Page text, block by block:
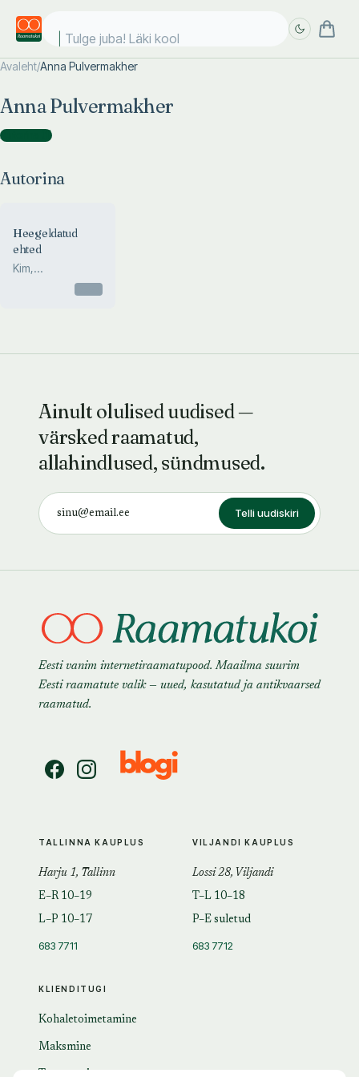
Tulge juba! Läki kooli
Avaleht/Anna Pulvermakher
Anna Pulvermakher
Autorina )
Autorina
Heegeldatud
ehted
Kim,
Pulvermakher
Ainult olulised uudised —
värsked raamatud,
allahindlused, sündmused.
Telli uudiskiri
Eesti vanim internetiraamatupood. Maailma suurim
Eesti raamatute valik — uued, kasutatud ja antikvaarsed
raamatud.
KLIENDITUGI
Kohaletoimetamine
Maksmine
TALLINNA KAUPLUS
Harju 1, Tallinn
E–R 10–19
L–P 10–17
683 7711
VILJANDI KAUPLUS
Lossi 28, Viljandi
T–L 10–18
P–E suletud
683 7712